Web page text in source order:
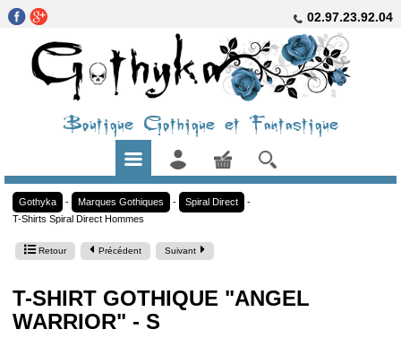
02.97.23.92.04
Boutique Gothique et Fantastique
Gothyka - Marques Gothiques - Spiral Direct
-
T-Shirts Spiral Direct Hommes
Retour Précédent Suivant
T-SHIRT GOTHIQUE "ANGEL
WARRIOR" - S